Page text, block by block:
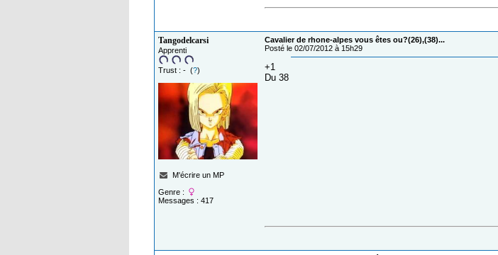
Tangodelcarsi
Apprenti
Trust : - (?)
M'écrire un MP
Genre :
Messages : 417
Cavalier de rhone-alpes vous êtes ou?(26),(38)...
Posté le 02/07/2012 à 15h29
+1
Du 38